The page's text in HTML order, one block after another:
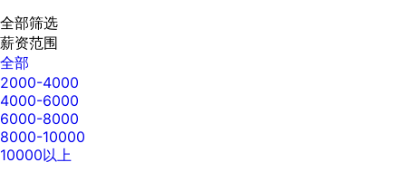
全部筛选
薪资范围
全部
2000-4000
4000-6000
6000-8000
8000-10000
10000以上